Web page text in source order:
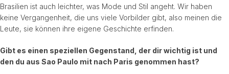
Brasilien ist auch leichter, was Mode und Stil angeht. Wir haben
keine Vergangenheit, die uns viele Vorbilder gibt, also meinen die
Leute, sie können ihre eigene Geschichte erfinden.
Gibt es einen speziellen Gegenstand, der dir wichtig ist und
den du aus Sao Paulo mit nach Paris genommen hast?